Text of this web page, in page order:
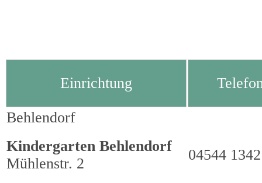
Einrichtung
Behlendorf
Kindergarten Behlendorf
Mühlenstr. 2
04544 1342